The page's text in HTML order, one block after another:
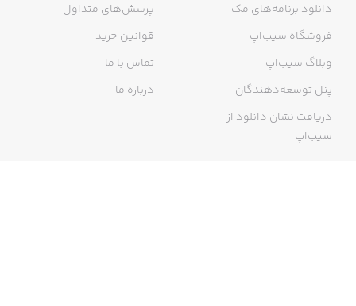
دانلود برنامه‌های مک
فروشگاه سیب‌اپ
وبلاگ سیب‌اپ
پنل توسعه‌دهندگان
دریافت نشان دانلود از
سیب‌اپ
پرسش‌های متداول
قوانین خرید
تماس با ما
درباره ما